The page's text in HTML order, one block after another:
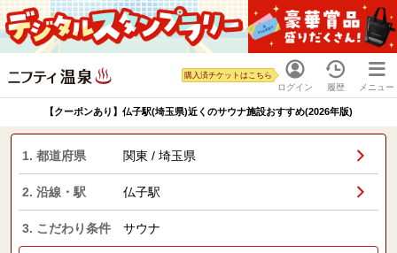
ログイン
購入済チケットはこちら
履歴 メニュー
【クーポンあり】仏子駅(埼玉県)近くのサウナ施設おすすめ(2026年版)
1. 都道府県 関東 / 埼玉県
2. 沿線・駅 仏子駅
3. こだわり条件 サウナ